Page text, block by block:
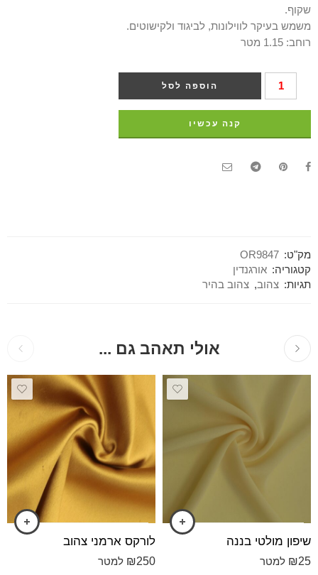
שקוף.
משמש בעיקר לווילונות, לביגוד ולקישוטים.
רוחב: 1.15 מטר
הוספה לסל
קנה עכשיו
מק"ט: OR9847
קטגוריה: אורגנדין
תגיות: צהוב, צהוב בהיר
אולי תאהב גם ...
שיפון מולטי בננה
₪25 למטר
לורקס ארמני צהוב
₪250 למטר